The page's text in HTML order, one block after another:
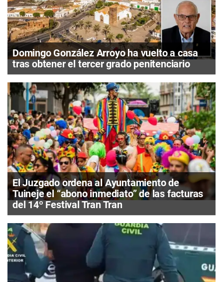
Domingo González Arroyo ha vuelto a casa
tras obtener el tercer grado penitenciario
El Juzgado ordena al Ayuntamiento de
Tuineje el “abono inmediato” de las facturas
del 14º Festival Tran Tran